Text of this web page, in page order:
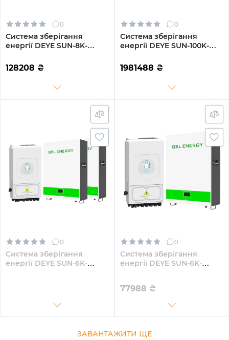
0
Система зберігання
енергії DEYE SUN-8K-
8kW 9.6kWh 2BAT LiFePO4
6500 циклів
128208 ₴
0
Система зберігання
енергії DEYE SUN-100K-
209kWh 1BAT LiFePO4
≥6500 циклів (SV-
1981488 ₴
0
Система зберігання
енергії DEYE SUN-6K-
0
Система зберігання
енергії DEYE SUN-6K-
6500 циклів
77988 ₴
ЗАВАНТАЖИТИ ЩЕ